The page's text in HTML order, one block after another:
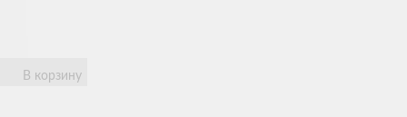
В корзину